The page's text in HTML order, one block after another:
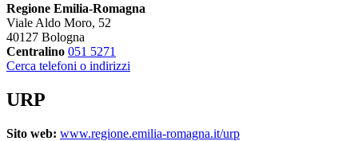
Regione Emilia-Romagna
Viale Aldo Moro, 52
40127 Bologna
Centralino 051 5271
Cerca telefoni o indirizzi
URP
Sito web: www.regione.emilia-romagna.it/urp